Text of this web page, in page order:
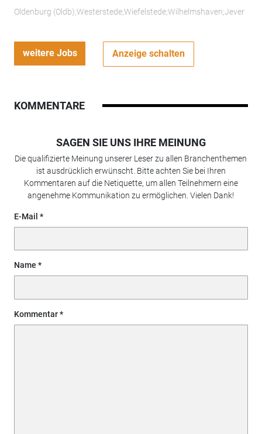
Oldenburg (Oldb);Westerstede;Wiefelstede;Wilhelmshaven;Jever
weitere Jobs Anzeige schalten
KOMMENTARE
SAGEN SIE UNS IHRE MEINUNG
Die qualifizierte Meinung unserer Leser zu allen Branchenthemen
ist ausdrücklich erwünscht. Bitte achten Sie bei Ihren
Kommentaren auf die Netiquette, um allen Teilnehmern eine
angenehme Kommunikation zu ermöglichen. Vielen Dank!
E-Mail
Name
Kommentar